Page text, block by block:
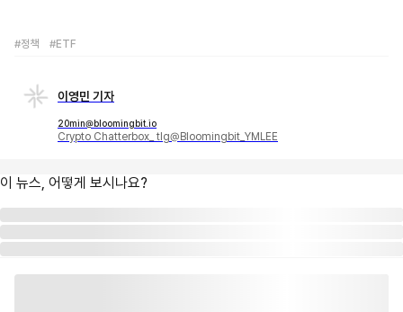
#정책 #ETF
이영민 기자
20min@bloomingbit.io
Crypto Chatterbox_ tlg@Bloomingbit_YMLEE
이 뉴스, 어떻게 보시나요?